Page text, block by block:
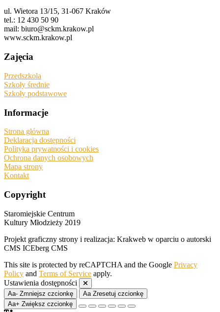
ul. Wietora 13/15, 31-067 Kraków
tel.: 12 430 50 90
mail: biuro@sckm.krakow.pl
www.sckm.krakow.pl
Zajęcia
Przedszkola
Szkoły średnie
Szkoły podstawowe
Informacje
Strona główna
Deklaracja dostępności
Polityka prywatności i cookies
Ochrona danych osobowych
Mapa strony
Kontakt
Copyright
Staromiejskie Centrum
Kultury Młodzieży 2019
Projekt graficzny strony i realizacja: Krakweb w oparciu o autorski
CMS ICEberg CMS
This site is protected by reCAPTCHA and the Google Privacy
Policy and Terms of Service apply.
Ustawienia dostępności
Aa- Zmniejsz czcionkę Aa Zresetuj czcionkę
Aa+ Zwiększ czcionkę